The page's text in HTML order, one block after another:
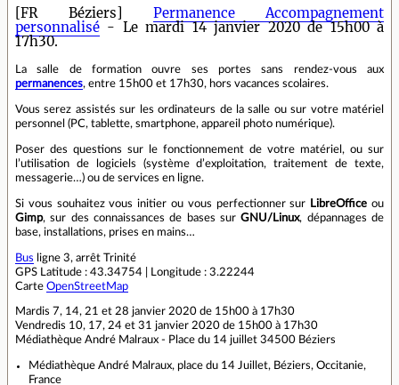
[FR Béziers] Permanence Accompagnement
personnalisé - Le mardi 14 janvier 2020 de 15h00 à
17h30.
La salle de formation ouvre ses portes sans rendez-vous aux
permanences, entre 15h00 et 17h30, hors vacances scolaires.
Vous serez assistés sur les ordinateurs de la salle ou sur votre matériel
personnel (PC, tablette, smartphone, appareil photo numérique).
Poser des questions sur le fonctionnement de votre matériel, ou sur
l’utilisation de logiciels (système d’exploitation, traitement de texte,
messagerie…) ou de services en ligne.
Si vous souhaitez vous initier ou vous perfectionner sur LibreOffice ou
Gimp, sur des connaissances de bases surGNU/Linux, dépannages de
base, installations, prises en mains…
Bus ligne 3, arrêt Trinité
GPS Latitude : 43.34754 | Longitude : 3.22244
Carte OpenStreetMap
Mardis 7, 14, 21 et 28 janvier 2020 de 15h00 à 17h30
Vendredis 10, 17, 24 et 31 janvier 2020 de 15h00 à 17h30
Médiathèque André Malraux - Place du 14 juillet 34500 Béziers
Médiathèque André Malraux, place du 14 Juillet, Béziers, Occitanie,
France